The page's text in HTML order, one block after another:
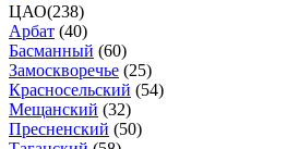
ЦАО(238)
Арбат (40)
Басманный (60)
Замоскворечье (25)
Красносельский (54)
Мещанский (32)
Пресненский (50)